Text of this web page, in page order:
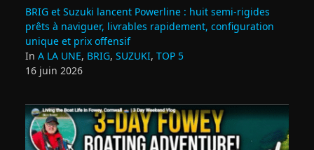
BRIG et Suzuki lancent Powerline : huit semi‑rigides
prêts à naviguer, livrables rapidement, configuration
unique et prix offensif
In A LA UNE, BRIG, SUZUKI, TOP 5
16 juin 2026